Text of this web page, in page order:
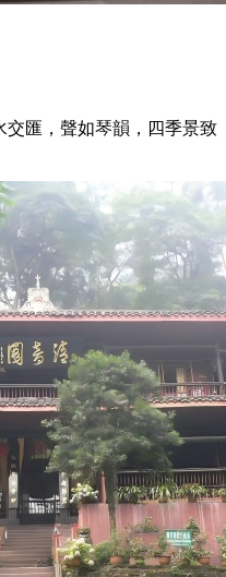
匯，聲如琴韻，四季景致